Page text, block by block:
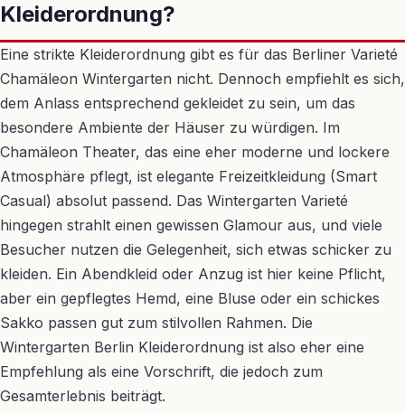
Kleiderordnung?
Eine strikte Kleiderordnung gibt es für das Berliner Varieté
Chamäleon Wintergarten nicht. Dennoch empfiehlt es sich,
dem Anlass entsprechend gekleidet zu sein, um das
besondere Ambiente der Häuser zu würdigen. Im
Chamäleon Theater, das eine eher moderne und lockere
Atmosphäre pflegt, ist elegante Freizeitkleidung (Smart
Casual) absolut passend. Das Wintergarten Varieté
hingegen strahlt einen gewissen Glamour aus, und viele
Besucher nutzen die Gelegenheit, sich etwas schicker zu
kleiden. Ein Abendkleid oder Anzug ist hier keine Pflicht,
aber ein gepflegtes Hemd, eine Bluse oder ein schickes
Sakko passen gut zum stilvollen Rahmen. Die
Wintergarten Berlin Kleiderordnung ist also eher eine
Empfehlung als eine Vorschrift, die jedoch zum
Gesamterlebnis beiträgt.